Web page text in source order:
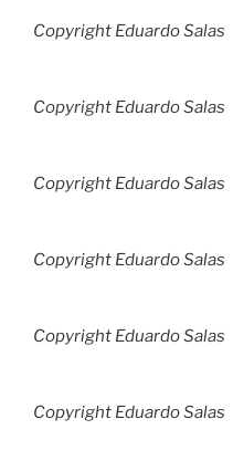
Copyright Eduardo Salas
Copyright Eduardo Salas
Copyright Eduardo Salas
Copyright Eduardo Salas
Copyright Eduardo Salas
Copyright Eduardo Salas